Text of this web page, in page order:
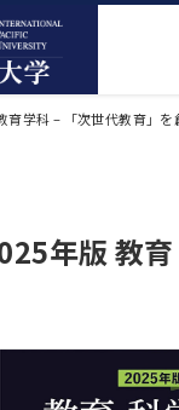
育学科 – 「次世代教育」を
年版 教